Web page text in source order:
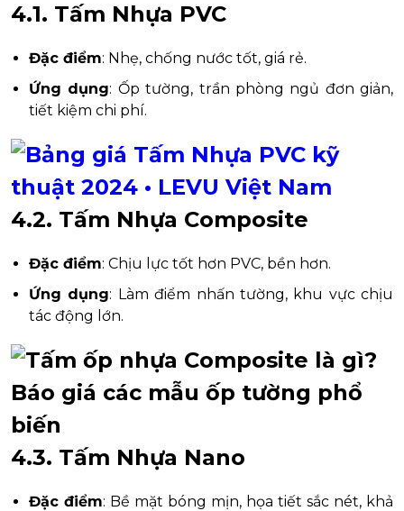
4.1. Tấm Nhựa PVC
Đặc điểm: Nhẹ, chống nước tốt, giá rẻ.
Ứng dụng: Ốp tường, trần phòng ngủ đơn giản,
tiết kiệm chi phí.
4.2. Tấm Nhựa Composite
Đặc điểm: Chịu lực tốt hơn PVC, bền hơn.
Ứng dụng: Làm điểm nhấn tường, khu vực chịu
tác động lớn.
4.3. Tấm Nhựa Nano
Đặc điểm: Bề mặt bóng mịn, họa tiết sắc nét, khả